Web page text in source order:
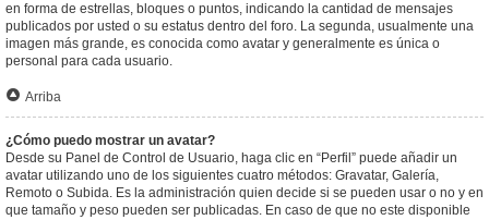
en forma de estrellas, bloques o puntos, indicando la cantidad de mensajes
publicados por usted o su estatus dentro del foro. La segunda, usualmente una
imagen más grande, es conocida como avatar y generalmente es única o
personal para cada usuario.
Arriba
¿Cómo puedo mostrar un avatar?
Desde su Panel de Control de Usuario, haga clic en “Perfil” puede añadir un
avatar utilizando uno de los siguientes cuatro métodos: Gravatar, Galería,
Remoto o Subida. Es la administración quien decide si se pueden usar o no y en
que tamaño y peso pueden ser publicadas. En caso de que no este disponible